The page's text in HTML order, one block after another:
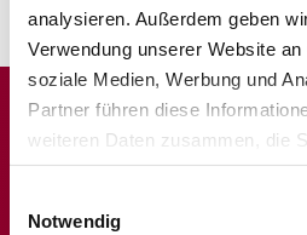
analysieren. Außerdem geben
Verwendung unserer Website
soziale Medien, Werbung und
Partner führen diese
weiteren Daten zusammen, die
haben oder die sie im Rahmen
Notwendig